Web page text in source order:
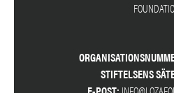
STIFTELSENS